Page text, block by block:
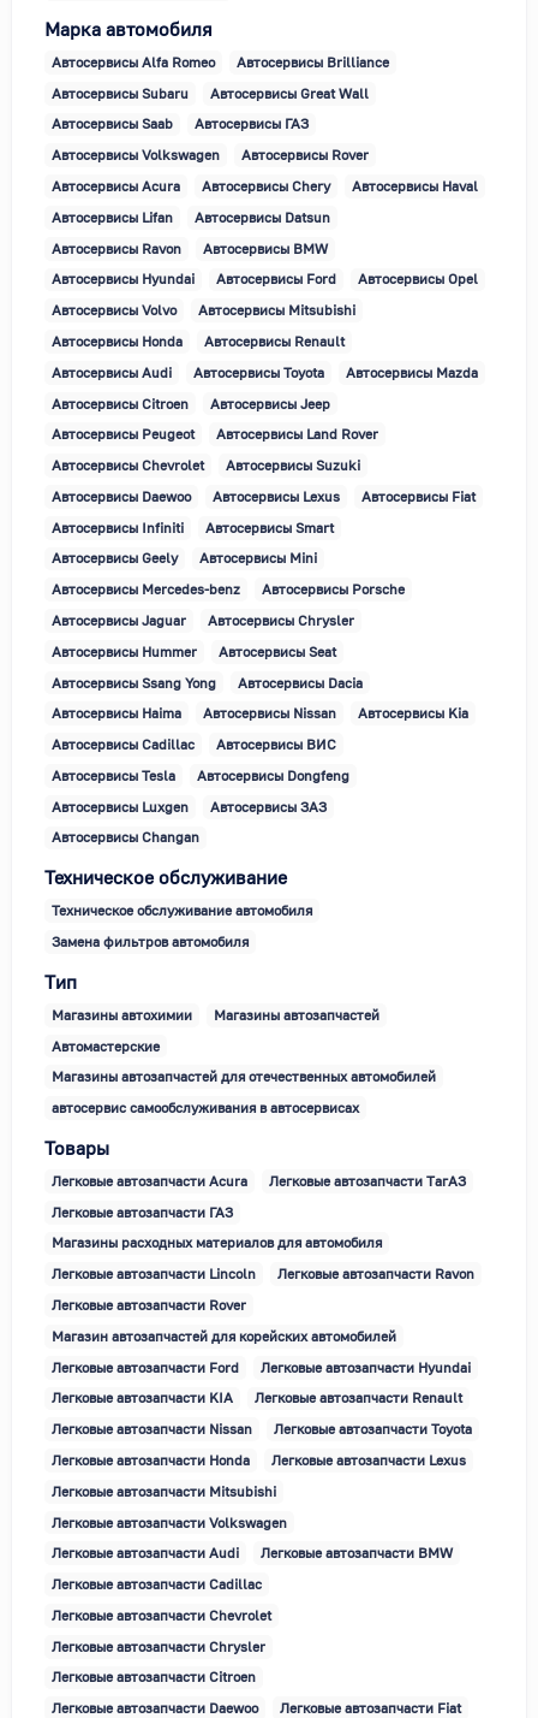
Марка автомобиля
Автосервисы Alfa Romeo
Автосервисы Brilliance
Автосервисы Subaru
Автосервисы Great Wall
Автосервисы Saab
Автосервисы ГАЗ
Автосервисы Volkswagen
Автосервисы Rover
Автосервисы Acura
Автосервисы Chery
Автосервисы Haval
Автосервисы Lifan
Автосервисы Datsun
Автосервисы Ravon
Автосервисы BMW
Автосервисы Hyundai
Автосервисы Ford
Автосервисы Opel
Автосервисы Volvo
Автосервисы Mitsubishi
Автосервисы Honda
Автосервисы Renault
Автосервисы Audi
Автосервисы Toyota
Автосервисы Mazda
Автосервисы Citroen
Автосервисы Jeep
Автосервисы Peugeot
Автосервисы Land Rover
Автосервисы Chevrolet
Автосервисы Suzuki
Автосервисы Daewoo
Автосервисы Lexus
Автосервисы Fiat
Автосервисы Infiniti
Автосервисы Smart
Автосервисы Geely
Автосервисы Mini
Автосервисы Mercedes-benz
Автосервисы Porsche
Автосервисы Jaguar
Автосервисы Chrysler
Автосервисы Hummer
Автосервисы Seat
Автосервисы Ssang Yong
Автосервисы Dacia
Автосервисы Haima
Автосервисы Nissan
Автосервисы Kia
Автосервисы Cadillac
Автосервисы ВИС
Автосервисы Tesla
Автосервисы Dongfeng
Автосервисы Luxgen
Автосервисы ЗАЗ
Автосервисы Changan
Техническое обслуживание
Техническое обслуживание автомобиля
Замена фильтров автомобиля
Тип
Магазины автохимии
Магазины автозапчастей
Автомастерские
Магазины автозапчастей для отечественных автомобилей
автосервис самообслуживания в автосервисах
Товары
Легковые автозапчасти Acura
Легковые автозапчасти ТагАЗ
Легковые автозапчасти ГАЗ
Магазины расходных материалов для автомобиля
Легковые автозапчасти Lincoln
Легковые автозапчасти Ravon
Легковые автозапчасти Rover
Магазин автозапчастей для корейских автомобилей
Легковые автозапчасти Ford
Легковые автозапчасти Hyundai
Легковые автозапчасти KIA
Легковые автозапчасти Renault
Легковые автозапчасти Nissan
Легковые автозапчасти Toyota
Легковые автозапчасти Honda
Легковые автозапчасти Lexus
Легковые автозапчасти Mitsubishi
Легковые автозапчасти Volkswagen
Легковые автозапчасти Audi
Легковые автозапчасти BMW
Легковые автозапчасти Cadillac
Легковые автозапчасти Chevrolet
Легковые автозапчасти Chrysler
Легковые автозапчасти Citroen
Легковые автозапчасти Daewoo
Легковые автозапчасти Fiat